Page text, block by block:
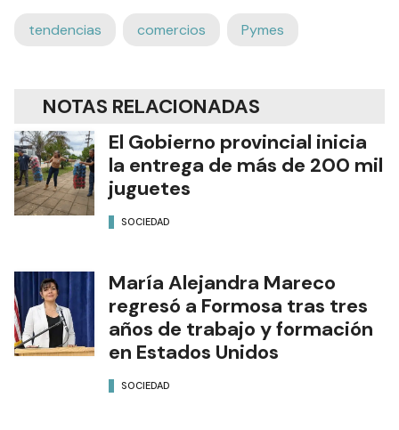
tendencias comercios Pymes
NOTAS RELACIONADAS
El Gobierno provincial inicia
la entrega de más de 200 mil
juguetes
SOCIEDAD
María Alejandra Mareco
regresó a Formosa tras tres
años de trabajo y formación
en Estados Unidos
SOCIEDAD